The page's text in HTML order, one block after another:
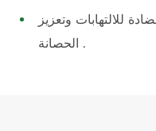
للالتهابات وتعزيز
الحصانة .